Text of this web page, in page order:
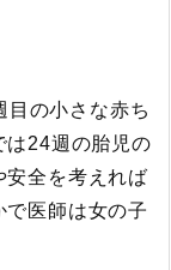
目の小さな赤ち
は24週の胎児の
安全を考えれば
医師は女の子